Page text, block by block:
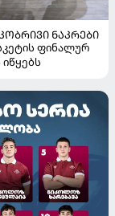
ᲜᲐᲙᲠᲔᲑᲘ
ფინალურ
იწყებს